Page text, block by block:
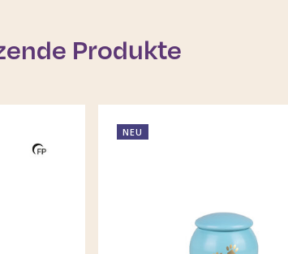
Produkte